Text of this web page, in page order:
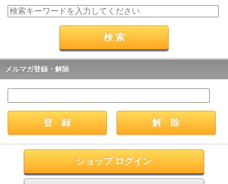
メルマガ登録・解除
ショップ ログイン